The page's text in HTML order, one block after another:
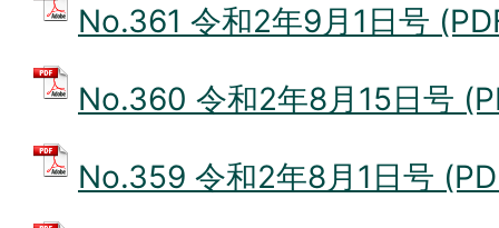
No.361 令和2年9月1日号
No.360 令和2年8月15日号
No.359 令和2年8月1日号